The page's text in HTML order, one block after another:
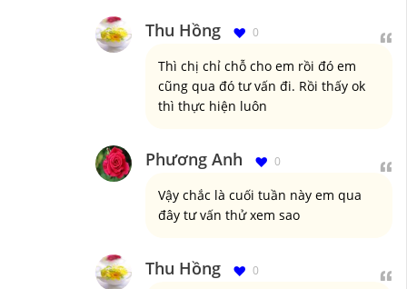
Thu Hồng 0
Thì chị chỉ chỗ cho em rồi đó em
cũng qua đó tư vấn đi. Rồi thấy ok
thì thực hiện luôn
Phương Anh 0
Vậy chắc là cuối tuần này em qua
đây tư vấn thử xem sao
Thu Hồng 0